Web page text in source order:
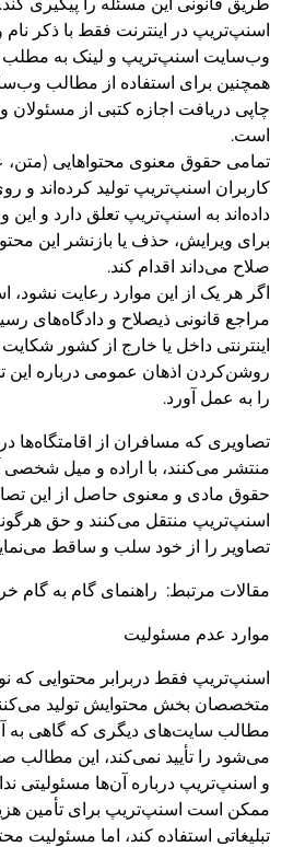
اسنپ‌تریپ در اینترنت فقط با ذکر نام
وب‌سایت اسنپ‌تریپ و لینک به
همچنین برای استفاده از مطالب
چاپی دریافت اجازه کتبی از
است.
تمامی حقوق معنوی محتوا‌هایی
کاربران اسنپ‌تریپ تولید کرده‌اند و
داده‌اند به اسنپ‌تریپ تعلق دارد و
برای ویرایش، حذف یا بازنشر این
صلاح می‌داند اقدام کند.
اگر هر یک از این موارد رعایت نشود،
مراجع قانونی ذیصلاح و دادگاه‌های
اینترنتی داخل یا خارج از کشور
روشن‌کردن اذهان عمومی درباره این
را به عمل آورد.
تصاویری که مسافران از
منتشر می‌کنند، با اراده و میل شخصی
حقوق مادی و معنوی حاصل از این
اسنپ‌تریپ منتقل می‌کنند و حق
تصاویر را از خود سلب و ساقط
مقالات مرتبط: راهنمای گام به گام
موارد عدم مسئولیت
اسنپ‌تریپ فقط دربرابر محتوایی که
متخصصان بخش محتوایش تولید
مطالب سایت‌های دیگری که گاهی به
می‌شود را تأیید نمی‌کند، این مطالب
و اسنپ‌تریپ درباره آن‌ها مسئولیتی
ممکن است اسنپ‌تریپ برای تأمین
تبلیغاتی استفاده کند، اما مسئولیت